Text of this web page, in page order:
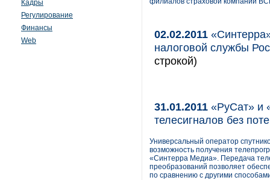
Кадры
Регулирование
Финансы
Web
02.02.2011
налоговой службы
строкой)
31.01.2011 «РуСат» и
телесигналов без
Универсальный оператор
возможность получения
«Синтерра Медиа». Передача
преобразований позволяет
по сравнению с другими